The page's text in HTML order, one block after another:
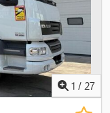
ne rezervăm
Anszm I N
1 / 27